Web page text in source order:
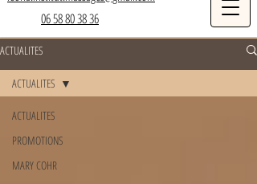
06 58 80 38 36
ACTUALITES
ACTUALITES
PROMOTIONS
MARY COHR
ACTUALITES